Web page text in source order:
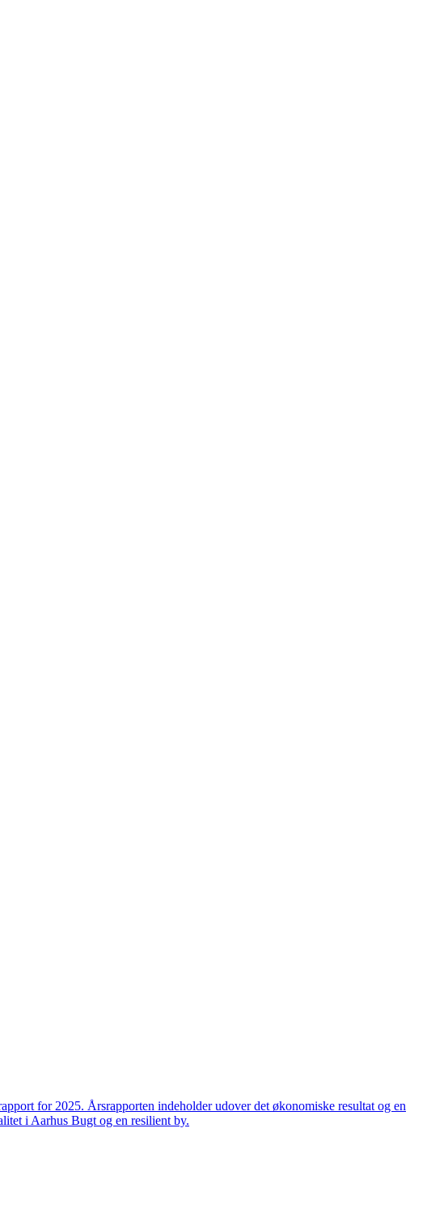
for 2025. Årsrapporten indeholder udover det økonomiske resultat og en
i Aarhus Bugt og en resilient by.